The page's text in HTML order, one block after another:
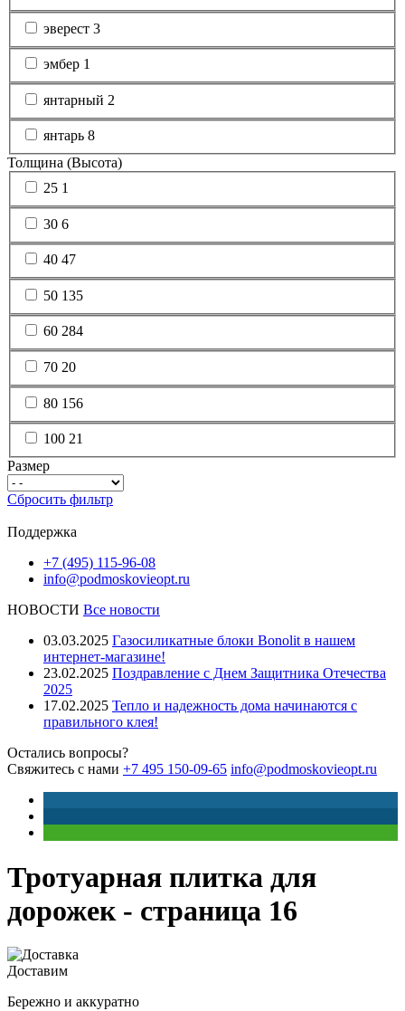
эверест 3
эмбер 1
янтарный 2
янтарь 8
Толщина (Высота)
25 1
30 6
40 47
50 135
60 284
70 20
80 156
100 21
Размер
Сбросить фильтр
Поддержка
+7 (495) 115-96-08
info@podmoskovieopt.ru
НОВОСТИ Все новости
03.03.2025 Газосиликатные блоки Bonolit в нашем
интернет-магазине!
23.02.2025 Поздравление с Днем Защитника Отечества
2025
17.02.2025 Тепло и надежность дома начинаются с
правильного клея!
Остались вопросы?
Свяжитесь с нами +7 495 150-09-65 info@podmoskovieopt.ru
Тротуарная плитка для
дорожек - cтраница 16
Доставим
Бережно и аккуратно